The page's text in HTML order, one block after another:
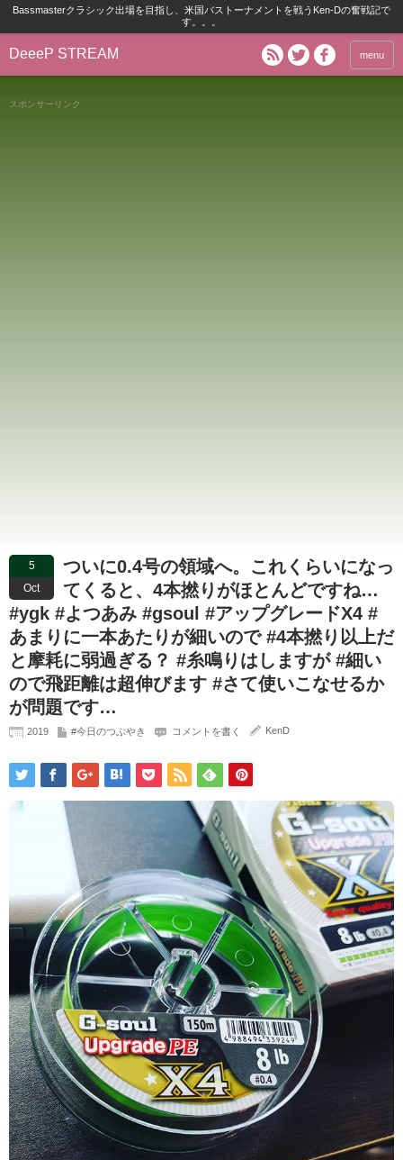
Bassmasterクラシック出場を目指し、米国バストーナメントを戦うKen-Dの奮戦記で
す。。。
DeeeP STREAM menu
スポンサーリンク
5
Oct
ついに0.4号の領域へ。これくらいになっ
てくると、4本撚りがほとんどですね…
#ygk #よつあみ #gsoul #アップグレードX4 #
あまりに一本あたりが細いので #4本撚り以上だ
と摩耗に弱過ぎる？ #糸鳴りはしますが #細い
ので飛距離は超伸びます #さて使いこなせるか
が問題です…
2019 #今日のつぶやき コメントを書く KenD